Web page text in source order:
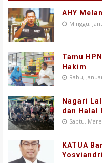
AHY
Minggu,
Tamu
Hakim
Rabu,
Nagari
dan Halal
Sabtu,
KATUA
Yosviandri